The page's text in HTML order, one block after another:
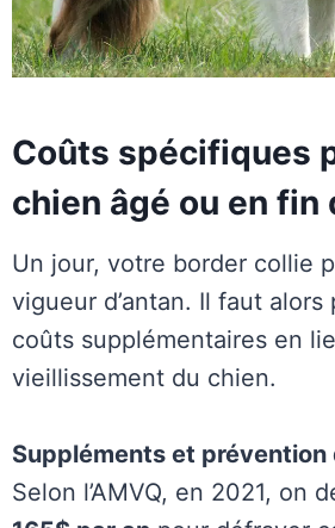
Coûts spécifiques
chien âgé ou en fin
Un jour, votre border collie
vigueur d’antan. Il faut
coûts supplémentaires en
vieillissement du chien.
Suppléments et prévention
Selon l’AMVQ, en 2021, on